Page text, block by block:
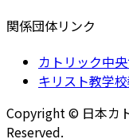
関係団体リンク
カトリック中
キリスト教学
Copyright © 日本カ
Reserved.